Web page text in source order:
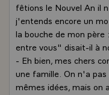
fêtions le Nouvel An il
j'entends encore un
la bouche de mon
entre vous" disait-il à
- Eh bien, mes chers
une famille. On n'a
mêmes idées, mais on